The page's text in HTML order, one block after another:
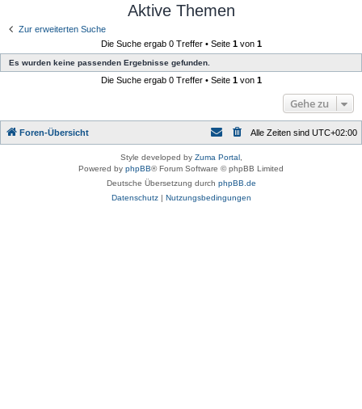
Aktive Themen
Zur erweiterten Suche
Die Suche ergab 0 Treffer • Seite 1von 1
Es wurden keine passenden Ergebnisse gefunden.
Die Suche ergab 0 Treffer • Seite 1von 1
Gehe zu
Foren-Übersicht Alle Zeiten sind UTC+02:00
Style developed by Zuma Portal ,
Powered by phpBB® Forum Software © phpBB Limited
Deutsche Übersetzung durch phpBB.de
Datenschutz| Nutzungsbedingungen